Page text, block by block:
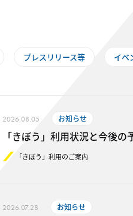
プレスリリース等 イベ
2026.08.05 お知らせ
「きぼう」利用状況と今後
「きぼう」利用のご案内
2026.07.28 お知らせ